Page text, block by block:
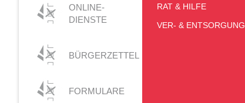
ONLINE-
DIENSTE
BÜRGERZETTEL
FORMULARE
RAT & HILFE
VER- & ENTSORGUNG